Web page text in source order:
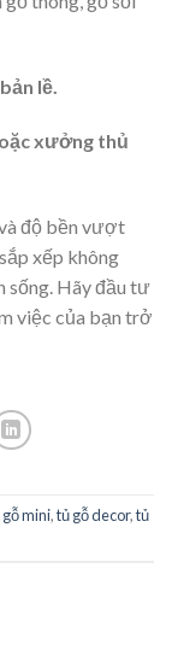
lề.
xưởng thủ
độ bền vượt
xếp không
sống. Hãy đầu tư
việc của bạn trở
mini,tủ gỗ decor,tủ